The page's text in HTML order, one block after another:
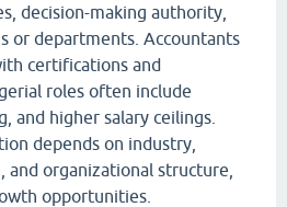
decision-making authority,
or departments. Accountants
certifications and
roles often include
and higher salary ceilings.
depends on industry,
and organizational structure,
opportunities.